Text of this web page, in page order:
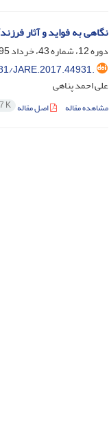
نگاهی به فواید و آثار
دوره 12، شماره 43، خرداد 1395، صفحه
JARE.2017.44931.
علی احمد پناهی
مشاهده مقاله اصل مقاله K